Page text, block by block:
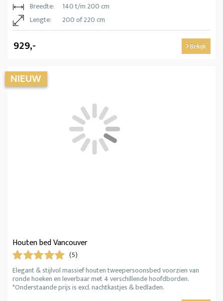
Breedte:
140 t/m 200 cm
Lengte:
200 of 220 cm
929,- Bekijk
Houten bed Vancouver
(5)
Elegant & stijlvol massief houten tweepersoonsbed voorzien van
ronde hoeken en leverbaar met 4 verschillende hoofdborden.
*Onderstaande prijs is excl. nachtkastjes & bedladen.